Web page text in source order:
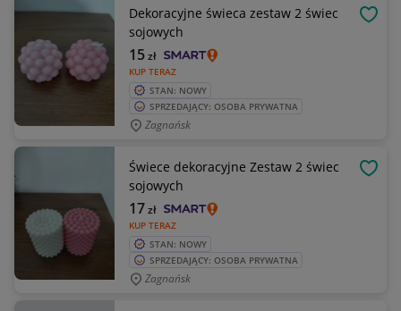
Dekoracyjne świeca zestaw 2 świec
sojowych
KUP TERAZ
15zł
STAN: NOWY
SPRZEDAJĄCY: OSOBA PRYWATNA
Zagnańsk
Świece dekoracyjne Zestaw 2 świec
sojowych
KUP TERAZ
17zł
STAN: NOWY
SPRZEDAJĄCY: OSOBA PRYWATNA
Zagnańsk